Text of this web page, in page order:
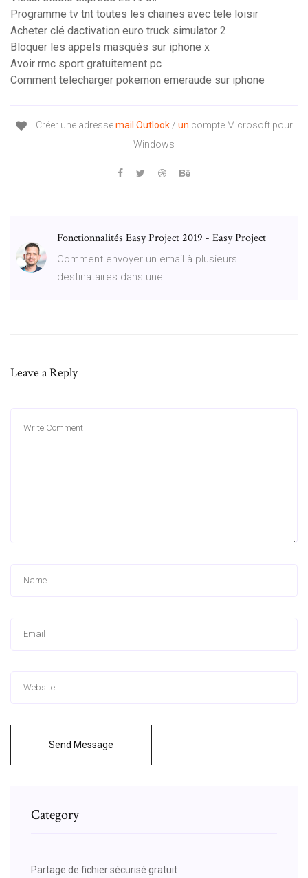
Programme tv tnt toutes les chaines avec tele loisir
Acheter clé dactivation euro truck simulator 2
Bloquer les appels masqués sur iphone x
Avoir rmc sport gratuitement pc
Comment telecharger pokemon emeraude sur iphone
Créer une adressemail Outlook/ un compte Microsoft pour
Windows
Fonctionnalités Easy Project 2019 - Easy Project
Comment envoyer un email à plusieurs
destinataires dans une ...
Leave a Reply
Send Message
Category
Partage de fichier sécurisé gratuit